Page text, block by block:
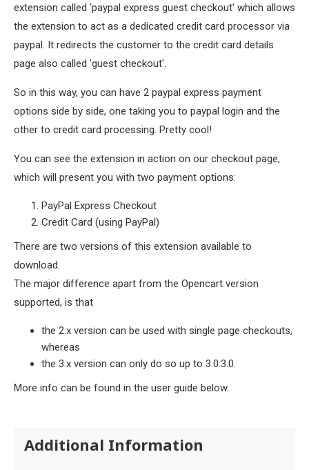
extension called 'paypal express guest checkout' which allows
the extension to act as a dedicated credit card processor via
paypal. It redirects the customer to the credit card details
page also called 'guest checkout'.
So in this way, you can have 2 paypal express payment
options side by side, one taking you to paypal login and the
other to credit card processing. Pretty cool!
You can see the extension in action on our checkout page,
which will present you with two payment options:
PayPal Express Checkout
Credit Card (using PayPal)
There are two versions of this extension available to
download.
The major difference apart from the Opencart version
supported, is that
the 2.x version can be used with single page checkouts,
whereas
the 3.x version can only do so up to 3.0.3.0.
More info can be found in the user guide below.
Additional Information